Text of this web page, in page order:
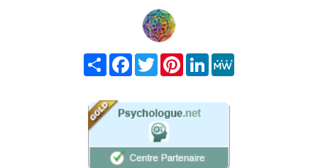
Share FacebookTwitterPinterest
LinkedIn